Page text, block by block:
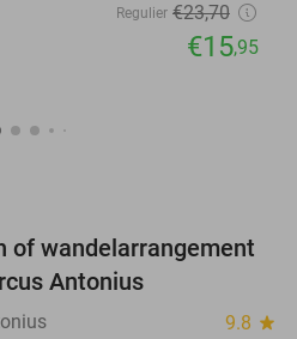
Regulier €23,70
€15,95
33%
of wandelarrangement
Antonius
9.8 star